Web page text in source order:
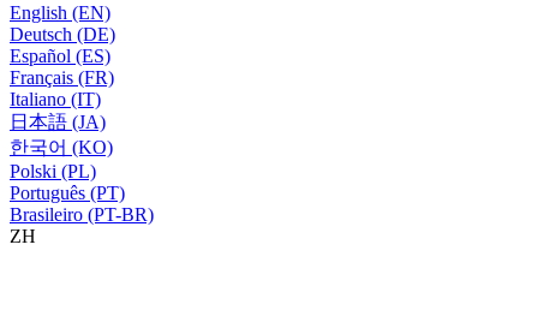
English (EN)
Deutsch (DE)
Español (ES)
Français (FR)
Italiano (IT)
日本語 (JA)
한국어 (KO)
Polski (PL)
Português (PT)
Brasileiro (PT-BR)
ZH